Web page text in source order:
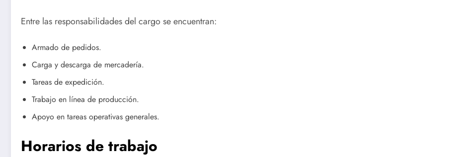
Entre las responsabilidades del cargo se encuentran:
Armado de pedidos.
Carga y descarga de mercadería.
Tareas de expedición.
Trabajo en línea de producción.
Apoyo en tareas operativas generales.
Horarios de trabajo